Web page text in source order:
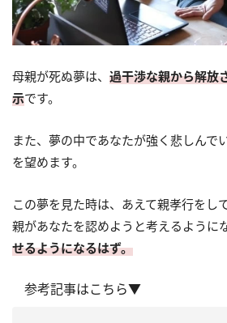
母親が死ぬ夢は、 過干渉な親から解放
示です。
また、夢の中であなたが強く悲しんで
を望めます。
この夢を見た時は、あえて親孝行をし
親があなたを認めようと考えるようにな
せるようになるはず。
参考記事はこちら▼